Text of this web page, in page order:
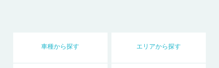
車種から探す エリアから探す